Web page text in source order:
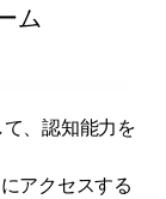
ム
て、認知能力を
アクセスする